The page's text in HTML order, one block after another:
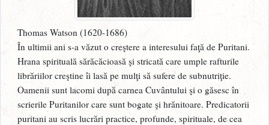
Thomas Watson (1620-1686)
În ultimii ani s-a văzut o creştere a interesului faţă de Puritani.
Hrana spirituală sărăcăcioasă şi stricată care umple rafturile
librăriilor creştine îi lasă pe mulţi să sufere de subnutriţie.
Oamenii sunt lacomi după carnea Cuvântului şi o găsesc în
scrierile Puritanilor care sunt bogate şi hrănitoare. Predicatorii
puritani au scris lucrări practice, profunde, spirituale, de cea